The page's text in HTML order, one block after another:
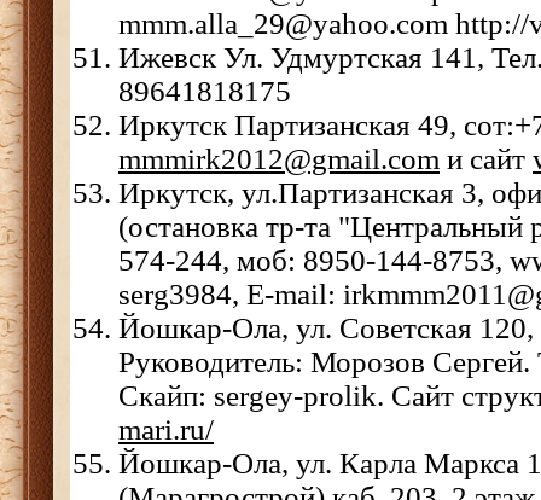
mmm.alla_29@yahoo.com
Ижевск Ул. Удмуртская 141,
89641818175
Иркутск Партизанская 49,
mmmirk2012@gmail.com и сайт
Иркутск, ул.Партизанская 3,
(остановка тр-та
574-244, моб: 8950-144-8753,
serg3984, E-mail:
Йошкар-Ола, ул. Советская
Руководитель: Морозов
Скайп: sergey-prolik. Сайт
mari.ru/
Йошкар-Ола, ул. Карла Маркса